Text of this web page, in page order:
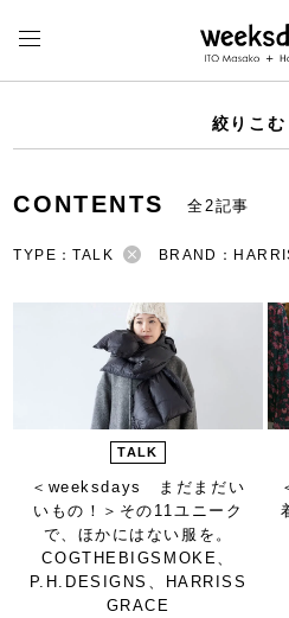
絞りこむ
CONTENTS 全2記事
TYPE：TALK BRAND：
TALK
＜weeksdays まだまだい
いもの！＞ その11ユニーク
で、ほかにはない服を。
COGTHEBIGSMOKE、
P.H.DESIGNS、HARRISS
GRACE